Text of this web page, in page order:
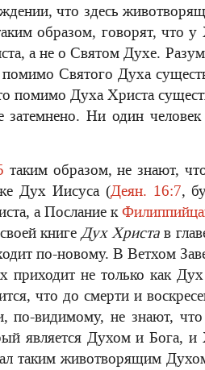
что здесь
образом, говорят, что
а не о Святом Духе.
Святого Духа
помимо Духа Христа
Ни один
таким образом, не знают,
Дух Иисуса (Деян. 16:7,
а Послание к
книгеДух Христа в
по-новому. В Ветхом
приходит не только как
что до смерти и
видимому, не знают,
является Духом и Бога,
таким животворящим